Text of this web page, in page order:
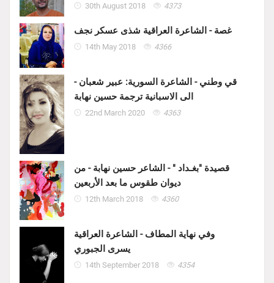
30th August 2018 4373
غصة - الشاعرة العراقية شذى عسكر نجف
14th May 2018 4366
قي وطني - الشاعرة السورية: عبير شعبان -
الى الاسبانية ترجمة حسين نهابة
22nd March 2020 4363
قصيدة "بغـداد " - الشاعر حسين نهابة - من
ديوان طقوس ما بعد الأربعين
12th March 2018 4360
وفي نهاية المطاف - الشاعرة العراقية
يسرى الجبوري
14th September 2018 4354